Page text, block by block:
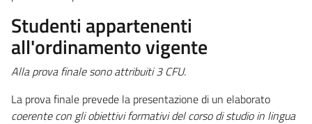
Studenti appartenenti
all'ordinamento vigente
Alla prova finale sono attribuiti 3 CFU.
La prova finale prevede la presentazione di un elaborato
coerente con gli obiettivi formativi del corso di studio in lingua